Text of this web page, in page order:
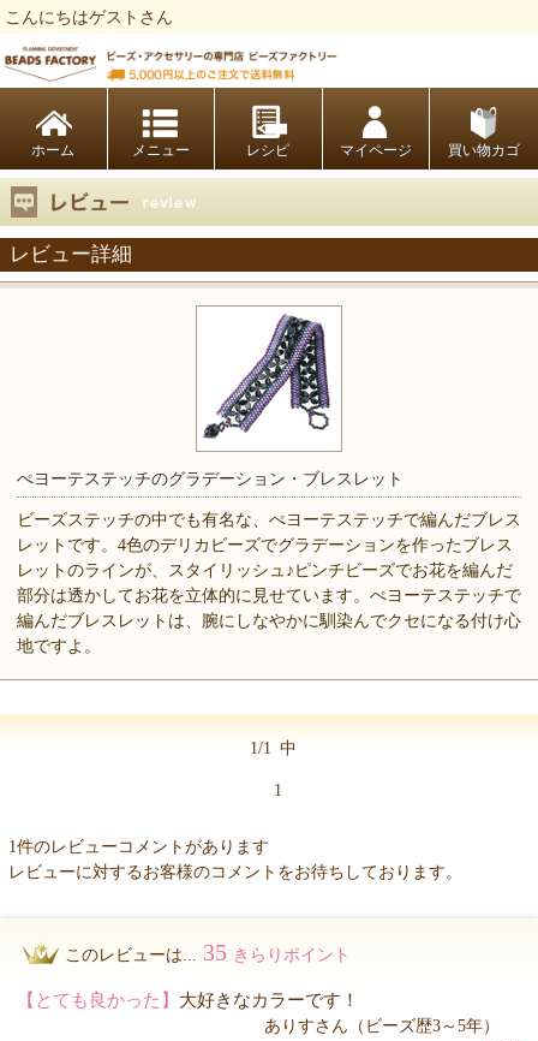
こんにちはゲストさん
ホーム レシピ マイページ 買い物カゴ
レビュー詳細
ぺヨーテステッチのグラデーション・ブレスレット
ビーズステッチの中でも有名な、ぺヨーテステッチで編んだブレス
レットです。4色のデリカビーズでグラデーションを作ったブレス
レットのラインが、スタイリッシュ♪ピンチビーズでお花を編んだ
部分は透かしてお花を立体的に見せています。ぺヨーテステッチで
編んだブレスレットは、腕にしなやかに馴染んでクセになる付け心
地ですよ。
1/1 中
1
1件のレビューコメントがあります
レビューに対するお客様のコメントをお待ちしております。
このレビューは... 35 きらりポイント
【とても良かった】 大好きなカラーです！
ありすさん（ビーズ歴3～5年）